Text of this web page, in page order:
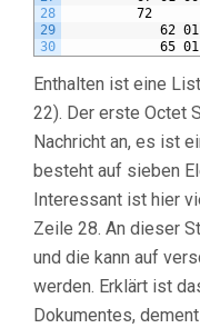
28
29
30
72
62 01
65 01 8A 4D
Enthalten ist eine
22). Der erste Octet
Nachricht an, es ist
besteht auf sieben
Interessant ist hier
Zeile 28. An dieser
und die kann auf
werden. Erklärt ist
Dokumentes,